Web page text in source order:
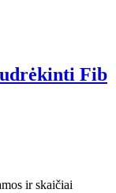
Fib
ir skaičiai